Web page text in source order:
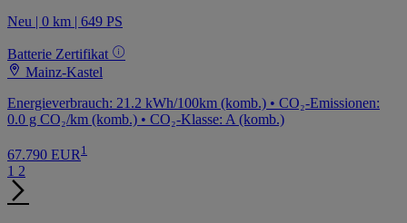
Neu | 0 km | 649 PS
Batterie Zertifikat
Mainz-Kastel
Energieverbrauch: 21.2 kWh/100km (komb.) • CO₂-Emissionen:
0.0 g CO₂/km (komb.) • CO₂-Klasse: A (komb.)
67.790 EUR 1
1 2